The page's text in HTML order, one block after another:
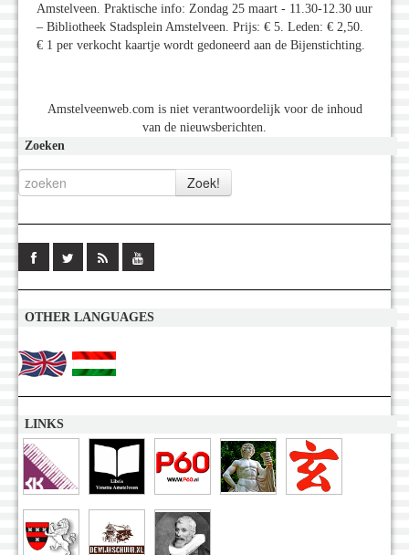
Amstelveen. Praktische info: Zondag 25 maart - 11.30-12.30 uur
– Bibliotheek Stadsplein Amstelveen. Prijs: € 5. Leden: € 2,50.
€ 1 per verkocht kaartje wordt gedoneerd aan de Bijenstichting.
Amstelveenweb.com is niet verantwoordelijk voor de inhoud
van de nieuwsberichten.
Zoeken
OTHER LANGUAGES
LINKS